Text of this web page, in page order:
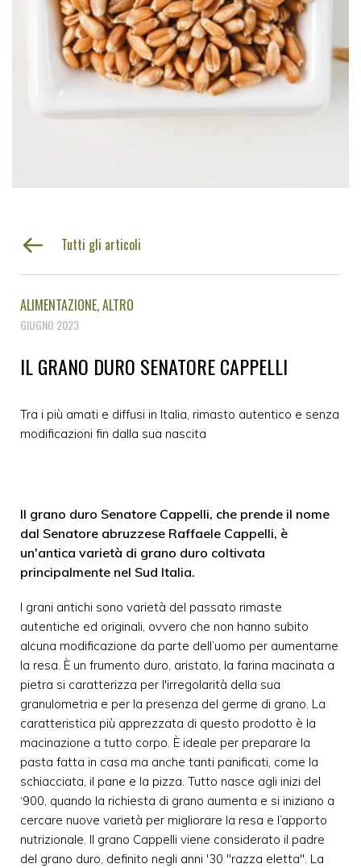
Tutti gli articoli
ALIMENTAZIONE ALTRO
GIUGNO 2023
IL GRANO DURO SENATORE CAPPELLI
Tra i più amati e diffusi in Italia, rimasto autentico e senza
modificazioni fin dalla sua nascita
Il grano duro Senatore Cappelli, che prende il nome
dal Senatore abruzzese Raffaele Cappelli, è
un'antica varietà di grano duro coltivata
principalmente nel Sud Italia.
I grani antichi sono varietà del passato rimaste
autentiche ed originali, ovvero che non hanno subito
alcuna modificazione da parte dell’uomo per aumentarne
la resa. È un frumento duro, aristato, la farina macinata a
pietra si caratterizza per l'irregolarità della sua
granulometria e per la presenza del germe di grano. La
caratteristica più apprezzata di questo prodotto è la
macinazione a tutto corpo. È ideale per preparare la
pasta fatta in casa ma anche tanti panificati, come la
schiacciata, il pane e la pizza. Tutto nasce agli inizi del
‘900, quando la richiesta di grano aumenta e si iniziano a
cercare nuove varietà per migliorare la resa e l’apporto
nutrizionale. Il grano Cappelli viene considerato il padre
del grano duro, definito negli anni '30 "razza eletta". La